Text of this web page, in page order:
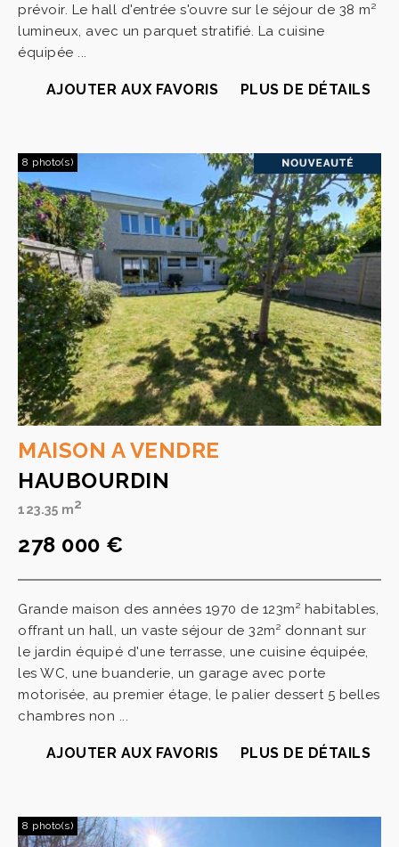
prévoir. Le hall d'entrée s'ouvre sur le séjour de 38 m²
lumineux, avec un parquet stratifié. La cuisine
équipée ...
AJOUTER AUX FAVORIS PLUS DE DÉTAILS
8 photo(s)
MAISON A VENDRE
HAUBOURDIN
123.35 m2
278 000 €
Grande maison des années 1970 de 123m² habitables,
offrant un hall, un vaste séjour de 32m² donnant sur
le jardin équipé d'une terrasse, une cuisine équipée,
les WC, une buanderie, un garage avec porte
motorisée, au premier étage, le palier dessert 5 belles
chambres non ...
AJOUTER AUX FAVORIS PLUS DE DÉTAILS
8 photo(s)